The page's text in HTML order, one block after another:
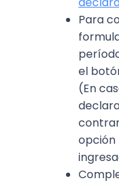
Para
el
(En
opción